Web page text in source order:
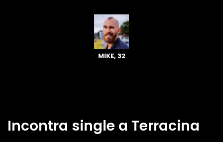
MIKE, 32
Incontra single a Terracina